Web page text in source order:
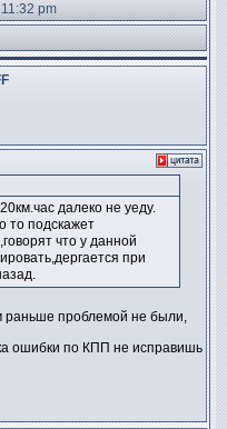
pm
далеко не уеду.
то подскажет
что у данной
при
раньше проблемой не были,
ошибки по КПП не исправишь